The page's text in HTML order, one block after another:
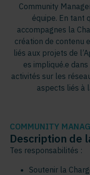
Community
équipe. En tant
accompagnes la
création de contenu
liés aux projets de
es impliqué.e
activités sur les
aspects liés à
COMMUNITY
Description de
Tes responsabilités :
Soutenir la